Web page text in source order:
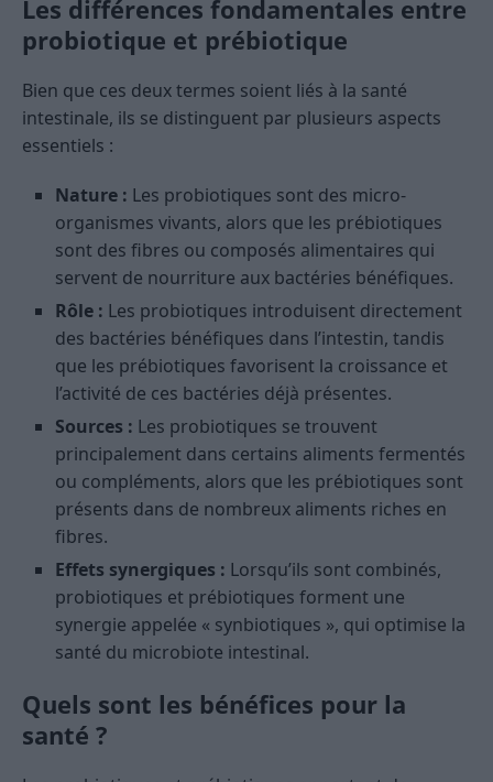
Les différences fondamentales entre
probiotique et prébiotique
Bien que ces deux termes soient liés à la santé
intestinale, ils se distinguent par plusieurs aspects
essentiels :
Nature : Les probiotiques sont des micro-
organismes vivants, alors que les prébiotiques
sont des fibres ou composés alimentaires qui
servent de nourriture aux bactéries bénéfiques.
Rôle : Les probiotiques introduisent directement
des bactéries bénéfiques dans l’intestin, tandis
que les prébiotiques favorisent la croissance et
l’activité de ces bactéries déjà présentes.
Sources : Les probiotiques se trouvent
principalement dans certains aliments fermentés
ou compléments, alors que les prébiotiques sont
présents dans de nombreux aliments riches en
fibres.
Effets synergiques : Lorsqu’ils sont combinés,
probiotiques et prébiotiques forment une
synergie appelée « synbiotiques », qui optimise la
santé du microbiote intestinal.
Quels sont les bénéfices pour la
santé ?